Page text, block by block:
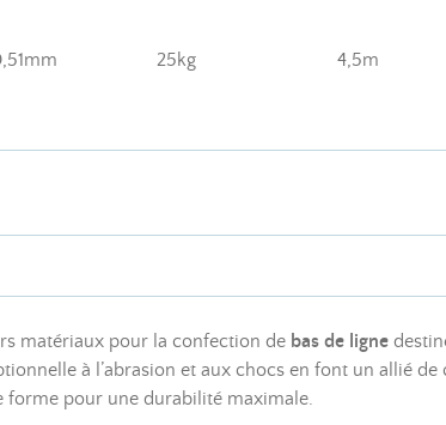
25kg 4,5m
matériaux pour la confection de bas de ligne
à l’abrasion et aux chocs en font un allié
forme pour une durabilité maximale.